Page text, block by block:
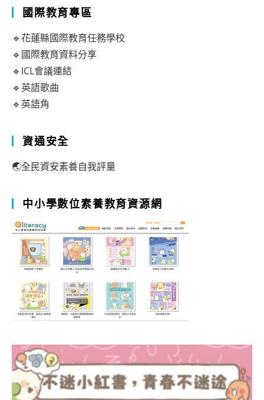
國際教育專區
🔹花蓮縣國際教育任務學校
🔹國際教育資料分享
🔹ICL會議連結
🔹英語歌曲
🔹英語角
資通安全
🌏全民資安素養自我評量
中小學數位素養教育資源網